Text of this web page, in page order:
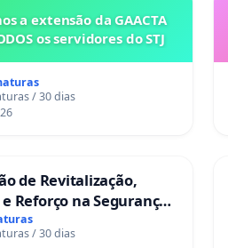
a extensão da GAACTA
os servidores do STJ
/ 30 dias
de Revitalização,
Reforço na Segurança
da Rua Cachoeira das
/ 30 dias